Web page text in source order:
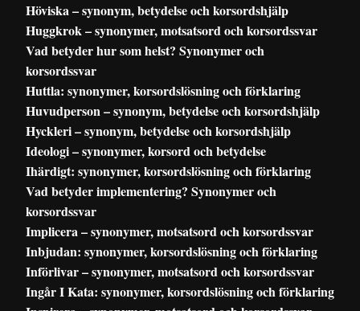
Höviska – synonym, betydelse och korsordshjälp
Huggkrok – synonymer, motsatsord och korsordssvar
Vad betyder hur som helst? Synonymer och
korsordssvar
Huttla: synonymer, korsordslösning och förklaring
Huvudperson – synonym, betydelse och korsordshjälp
Hyckleri – synonym, betydelse och korsordshjälp
Ideologi – synonymer, korsord och betydelse
Ihärdigt: synonymer, korsordslösning och förklaring
Vad betyder implementering? Synonymer och
korsordssvar
Implicera – synonymer, motsatsord och korsordssvar
Inbjudan: synonymer, korsordslösning och förklaring
Införlivar – synonymer, motsatsord och korsordssvar
Ingår I Kata: synonymer, korsordslösning och förklaring